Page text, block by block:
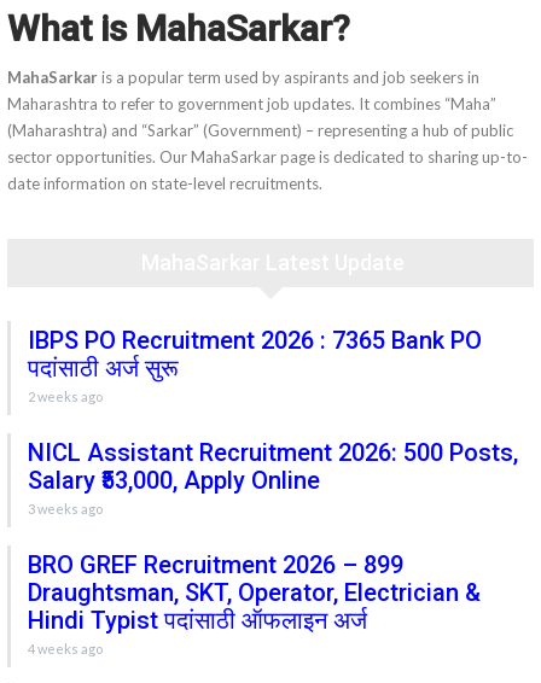
What is MahaSarkar?
MahaSarkaris a popular term used by aspirants and job seekers in
Maharashtra to refer to government job updates. It combines “Maha”
(Maharashtra) and “Sarkar” (Government) – representing a hub of public
sector opportunities. Our MahaSarkar page is dedicated to sharing up-to-
date information on state-level recruitments.
IBPS PO Recruitment 2026 : 7365 Bank PO
पदांसाठी अर्ज सुरू
2 weeks ago
NICL Assistant Recruitment 2026: 500 Posts,
Salary ₹53,000, Apply Online
3 weeks ago
BRO GREF Recruitment 2026 – 899
Draughtsman, SKT, Operator, Electrician &
Hindi Typist पदांसाठी ऑफलाइन अर्ज
4 weeks ago